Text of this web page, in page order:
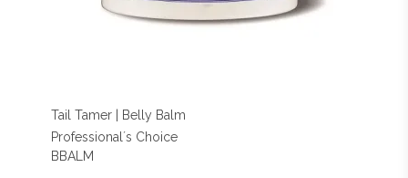
Tail Tamer | Belly Balm
Professional´s Choice
BBALM